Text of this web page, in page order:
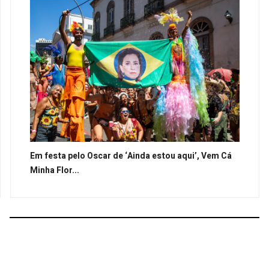
Em festa pelo Oscar de ‘Ainda estou aqui’, Vem Cá
Minha Flor...